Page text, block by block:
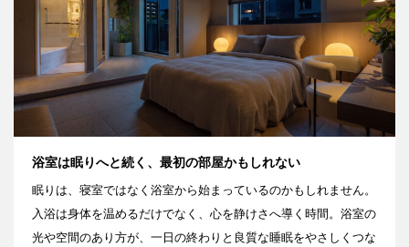
浴室は眠りへと続く、最初の部屋かもしれない
眠りは、寝室ではなく浴室から始まっているのかもしれません。
入浴は身体を温めるだけでなく、心を静けさへ導く時間。浴室の
光や空間のあり方が、一日の終わりと良質な睡眠をやさしくつな